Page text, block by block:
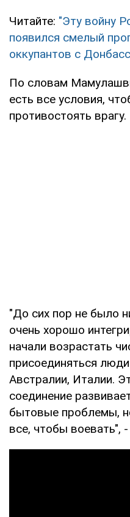
Читайте: "Эту войну
появился смелый
оккупантов с
По словам
есть все условия,
противостоять врагу.
"До сих пор не было
очень хорошо
начали возрастать
присоединяться
Австралии, Италии.
соединение
бытовые проблемы,
все, чтобы воевать",